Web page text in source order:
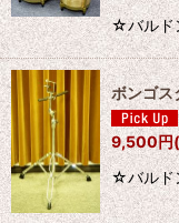
☆バルド
ボンゴス
9,500円
☆バルド